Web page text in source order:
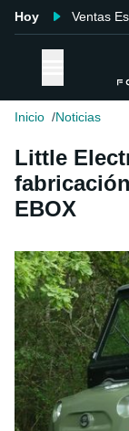
Hoy Ventas
Inicio Noticias
Little
EBOX